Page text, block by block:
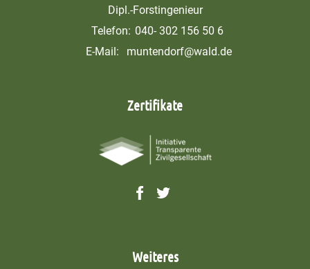
Dipl.-Forstingenieur
Telefon: 040- 302 156 50 6
E-Mail:
muntendorf@wald.de
Zertifikate
Weiteres